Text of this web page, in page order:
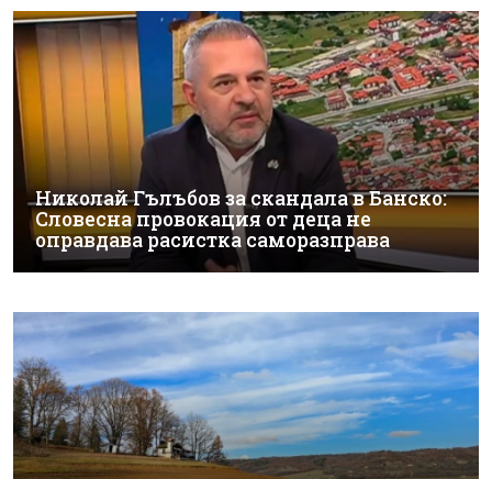
Николай Гълъбов за скандала в Банско:
Словесна провокация от деца не
оправдава расистка саморазправа